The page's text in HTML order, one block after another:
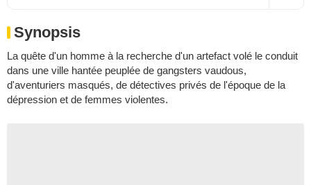
Synopsis
La quête d'un homme à la recherche d'un artefact volé le conduit
dans une ville hantée peuplée de gangsters vaudous,
d'aventuriers masqués, de détectives privés de l'époque de la
dépression et de femmes violentes.